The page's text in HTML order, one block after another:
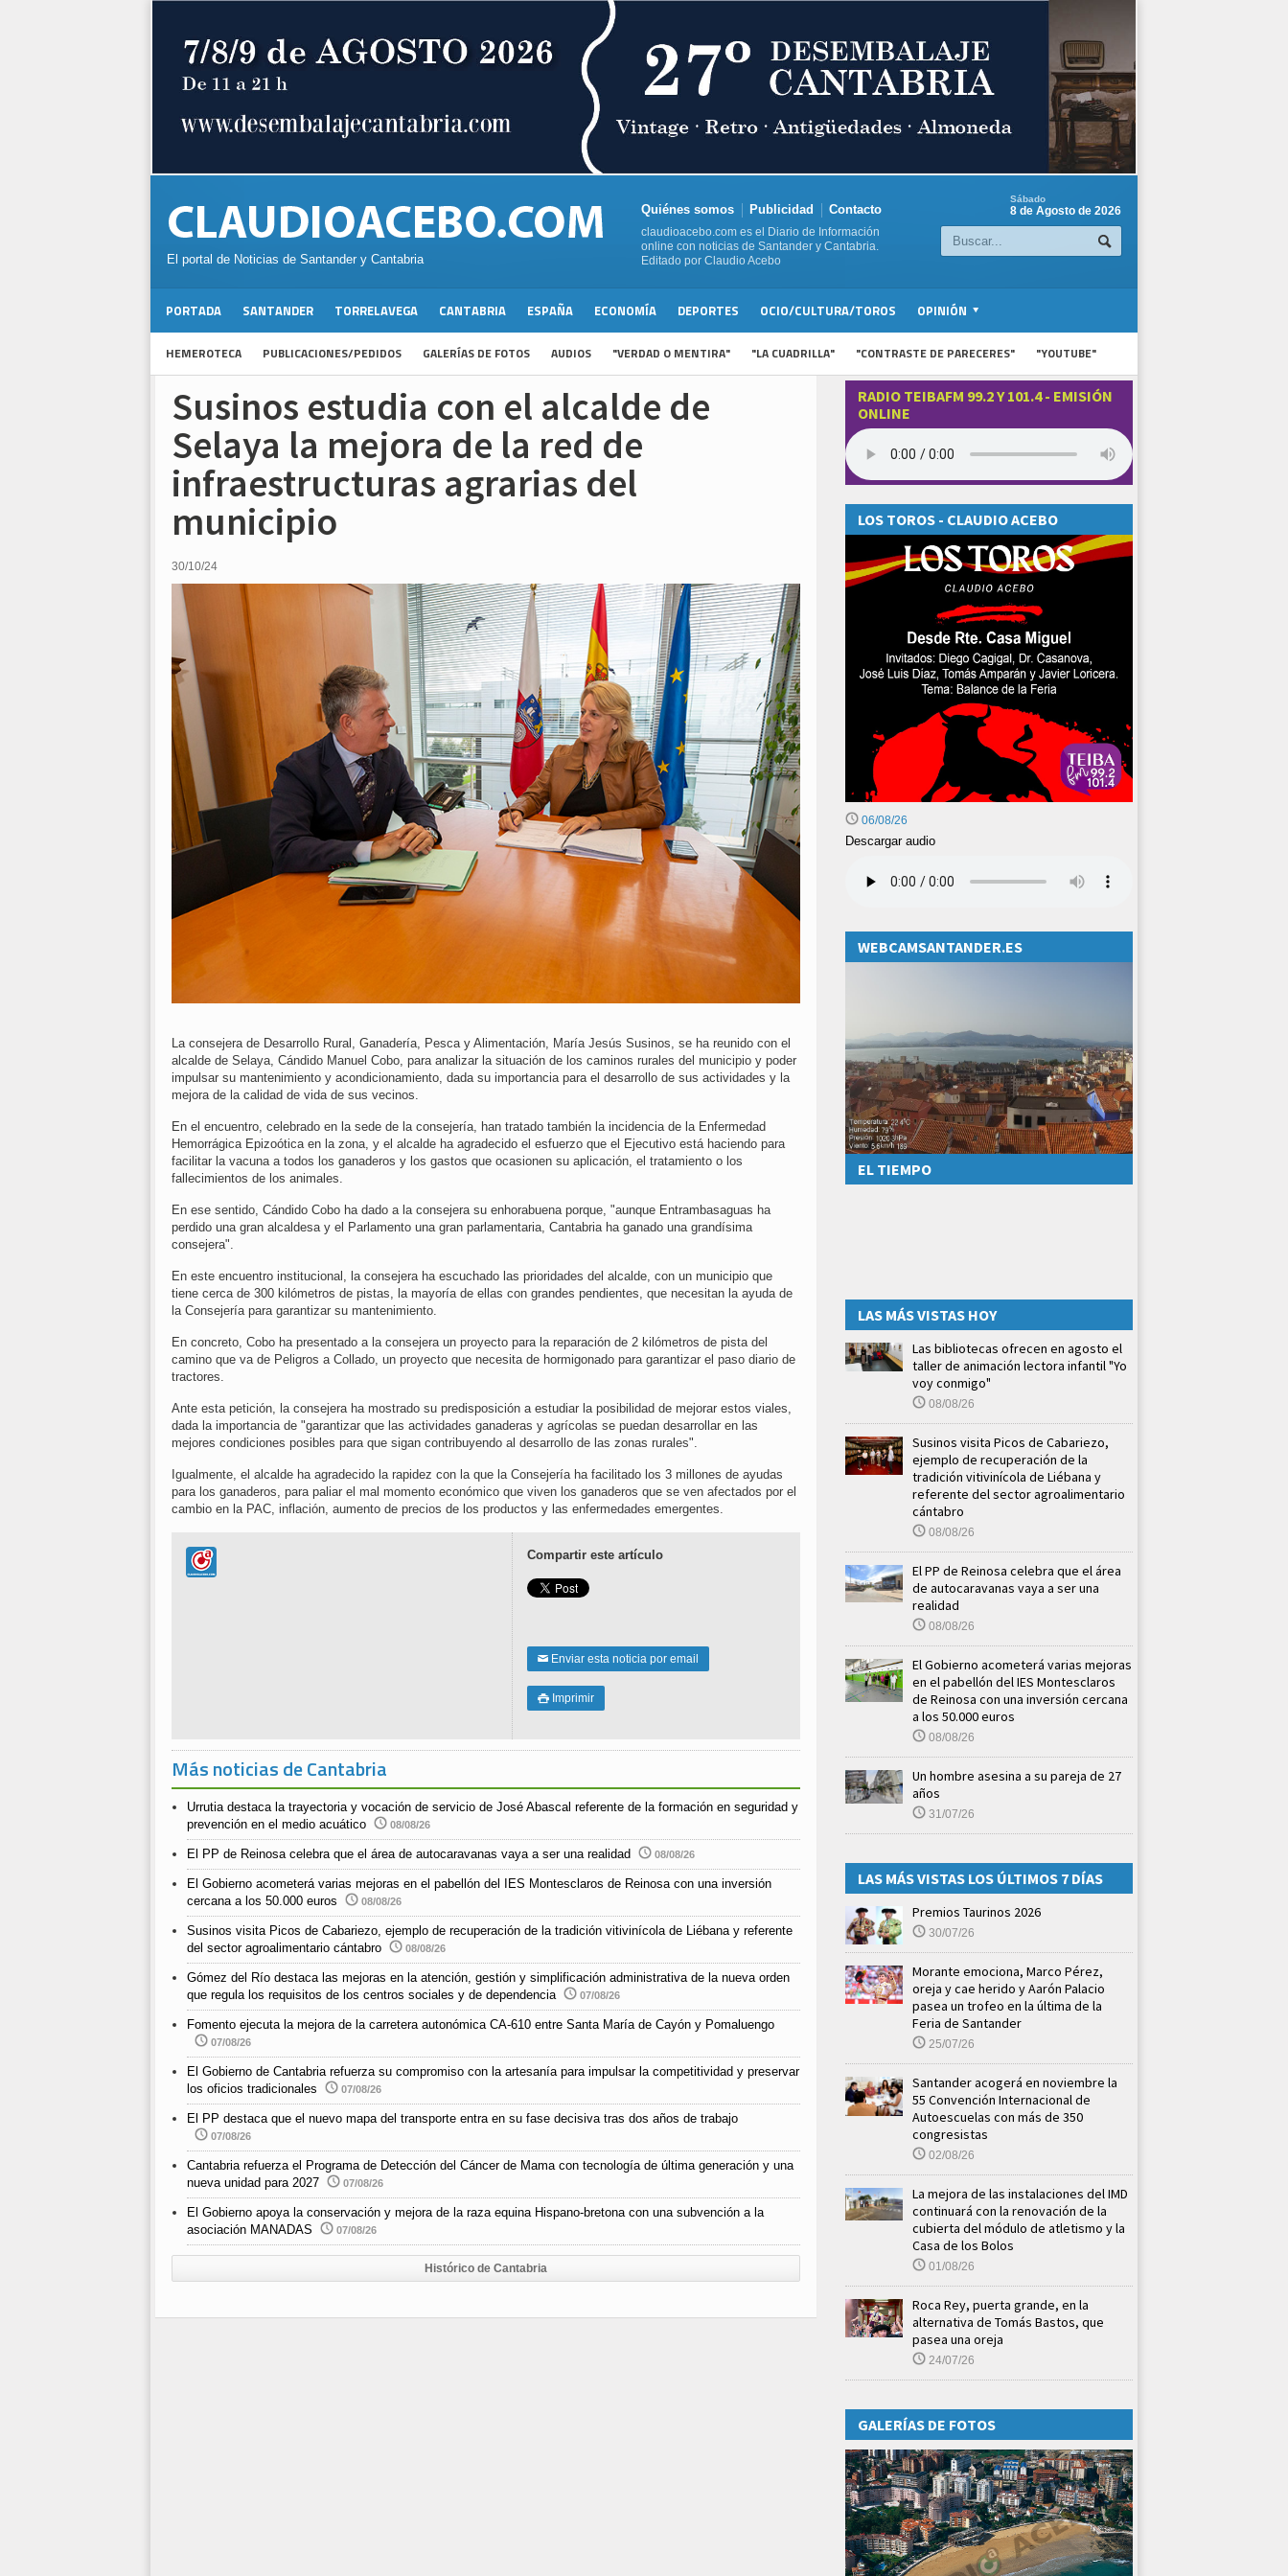
El portal de Noticias de Santander y Cantabria
Quiénes somos Publicidad Contacto
claudioacebo.com es el Diario de Información
online con noticias de Santander y Cantabria.
Editado por Claudio Acebo
Sábado
8 de Agosto de 2026
PORTADA SANTANDER TORRELAVEGA CANTABRIA ESPAÑA ECONOMÍA DEPORTES OCIO/CULTURA/TOROS OPINIÓN
HEMEROTECA PUBLICACIONES/PEDIDOS GALERÍAS DE FOTOS AUDIOS "VERDAD O MENTIRA" "LA CUADRILLA" "CONTRASTE DE PARECERES" "YOUTUBE"
Susinos estudia con el alcalde de
Selaya la mejora de la red de
infraestructuras agrarias del
municipio
30/10/24
La consejera de Desarrollo Rural, Ganadería, Pesca y Alimentación, María Jesús Susinos, se ha reunido con el
alcalde de Selaya, Cándido Manuel Cobo, para analizar la situación de los caminos rurales del municipio y poder
impulsar su mantenimiento y acondicionamiento, dada su importancia para el desarrollo de sus actividades y la
mejora de la calidad de vida de sus vecinos.
En el encuentro, celebrado en la sede de la consejería, han tratado también la incidencia de la Enfermedad
Hemorrágica Epizoótica en la zona, y el alcalde ha agradecido el esfuerzo que el Ejecutivo está haciendo para
facilitar la vacuna a todos los ganaderos y los gastos que ocasionen su aplicación, el tratamiento o los
fallecimientos de los animales.
En ese sentido, Cándido Cobo ha dado a la consejera su enhorabuena porque, "aunque Entrambasaguas ha
perdido una gran alcaldesa y el Parlamento una gran parlamentaria, Cantabria ha ganado una grandísima
consejera".
En este encuentro institucional, la consejera ha escuchado las prioridades del alcalde, con un municipio que
tiene cerca de 300 kilómetros de pistas, la mayoría de ellas con grandes pendientes, que necesitan la ayuda de
la Consejería para garantizar su mantenimiento.
En concreto, Cobo ha presentado a la consejera un proyecto para la reparación de 2 kilómetros de pista del
camino que va de Peligros a Collado, un proyecto que necesita de hormigonado para garantizar el paso diario de
tractores.
Ante esta petición, la consejera ha mostrado su predisposición a estudiar la posibilidad de mejorar estos viales,
dada la importancia de "garantizar que las actividades ganaderas y agrícolas se puedan desarrollar en las
mejores condiciones posibles para que sigan contribuyendo al desarrollo de las zonas rurales".
Igualmente, el alcalde ha agradecido la rapidez con la que la Consejería ha facilitado los 3 millones de ayudas
para los ganaderos, para paliar el mal momento económico que viven los ganaderos que se ven afectados por el
cambio en la PAC, inflación, aumento de precios de los productos y las enfermedades emergentes.
Compartir este artículo
✉ Enviar esta noticia por email
 Imprimir
Más noticias de Cantabria
Urrutia destaca la trayectoria y vocación de servicio de José Abascal referente de la formación en seguridad y
prevención en el medio acuático
08/08/26
El PP de Reinosa celebra que el área de autocaravanas vaya a ser una realidad 08/08/26
El Gobierno acometerá varias mejoras en el pabellón del IES Montesclaros de Reinosa con una inversión
cercana a los 50.000 euros
08/08/26
Susinos visita Picos de Cabariezo, ejemplo de recuperación de la tradición vitivinícola de Liébana y referente
del sector agroalimentario cántabro
08/08/26
Gómez del Río destaca las mejoras en la atención, gestión y simplificación administrativa de la nueva orden
que regula los requisitos de los centros sociales y de dependencia
07/08/26
Fomento ejecuta la mejora de la carretera autonómica CA-610 entre Santa María de Cayón y Pomaluengo
07/08/26
El Gobierno de Cantabria refuerza su compromiso con la artesanía para impulsar la competitividad y preservar
los oficios tradicionales
07/08/26
El PP destaca que el nuevo mapa del transporte entra en su fase decisiva tras dos años de trabajo
07/08/26
Cantabria refuerza el Programa de Detección del Cáncer de Mama con tecnología de última generación y una
nueva unidad para 2027
07/08/26
El Gobierno apoya la conservación y mejora de la raza equina Hispano-bretona con una subvención a la
asociación MANADAS
07/08/26
Histórico de Cantabria
RADIO TEIBAFM 99.2 Y 101.4 - EMISIÓN
ONLINE
LOS TOROS - CLAUDIO ACEBO
06/08/26
Descargar audio
WEBCAMSANTANDER.ES
EL TIEMPO
LAS MÁS VISTAS HOY
Las bibliotecas ofrecen en agosto el
taller de animación lectora infantil "Yo
voy conmigo"
08/08/26
Susinos visita Picos de Cabariezo,
ejemplo de recuperación de la
tradición vitivinícola de Liébana y
referente del sector agroalimentario
cántabro
08/08/26
El PP de Reinosa celebra que el área
de autocaravanas vaya a ser una
realidad
08/08/26
El Gobierno acometerá varias mejoras
en el pabellón del IES Montesclaros
de Reinosa con una inversión cercana
a los 50.000 euros
08/08/26
Un hombre asesina a su pareja de 27
años
31/07/26
LAS MÁS VISTAS LOS ÚLTIMOS 7 DÍAS
Premios Taurinos 2026
30/07/26
Morante emociona, Marco Pérez,
oreja y cae herido y Aarón Palacio
pasea un trofeo en la última de la
Feria de Santander
25/07/26
Santander acogerá en noviembre la
55 Convención Internacional de
Autoescuelas con más de 350
congresistas
02/08/26
La mejora de las instalaciones del IMD
continuará con la renovación de la
cubierta del módulo de atletismo y la
Casa de los Bolos
01/08/26
Roca Rey, puerta grande, en la
alternativa de Tomás Bastos, que
pasea una oreja
24/07/26
GALERÍAS DE FOTOS